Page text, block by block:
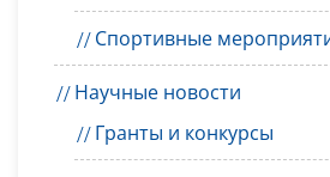
Спортивные
Научные новости
Гранты и конкурсы